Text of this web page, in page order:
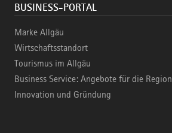
BUSINESS-PORTAL
Marke Allgäu
Wirtschaftsstandort
Tourismus im Allgäu
Business Service: Angebote für die Region
Innovation und Gründung